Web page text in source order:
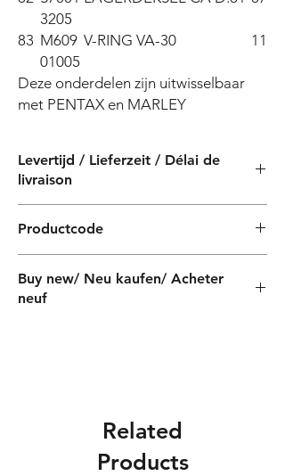
3205
83 M609
01005
V-RING VA-30 11
Deze onderdelen zijn uitwisselbaar
met PENTAX en MARLEY
Levertijd / Lieferzeit / Délai de
livraison
Productcode
Buy new/ Neu kaufen/ Acheter
neuf
Related
Products